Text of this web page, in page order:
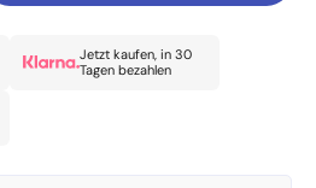
Jetzt kaufen, in 30
Tagen bezahlen